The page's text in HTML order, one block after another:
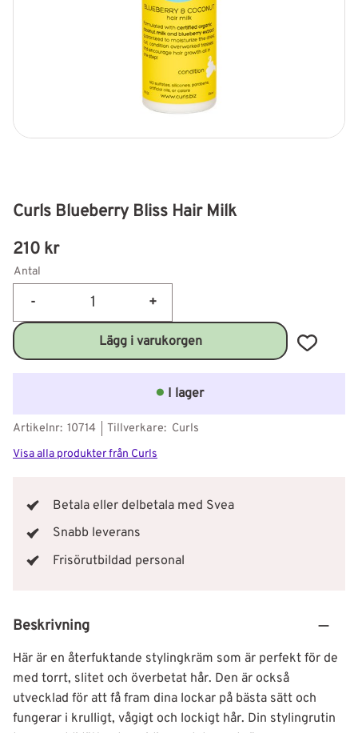
Curls Blueberry Bliss Hair Milk
210 kr
Antal
+
-
Lägg till
I lager
Artikelnr 10714 Tillverkare Curls
Visa alla produkter från Curls
Beskrivning
Här är en återfuktande stylingkräm som är perfekt för de
med torrt, slitet och överbetat hår. Den är också
utvecklad för att få fram dina lockar på bästa sätt och
fungerar i krulligt, vågigt och lockigt hår. Din stylingrutin
Betala eller delbetala med Svea
Snabb leverans
Frisörutbildad personal